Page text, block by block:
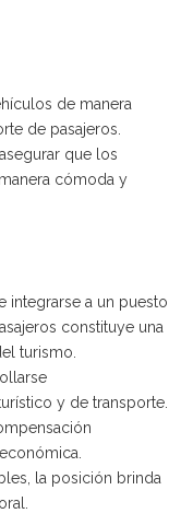
de manera
de pasajeros.
que los
cómoda y
integrarse a un puesto
constituye una
turismo.
y de transporte.
la posición brinda